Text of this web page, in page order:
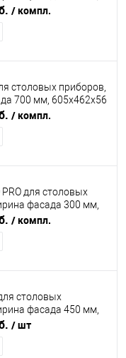
мм, белый
(НИНКАПЛАСТ)
/ компл.
столовых приборов,
700 мм, 605x462х56
(ДИРКС)
/ компл.
PRO для столовых
фасада 300 мм,
мм, черный
(НИНКАПЛАСТ)
/ компл.
столовых
фасада 450 мм,
антрацит DUSLAR
/ шт